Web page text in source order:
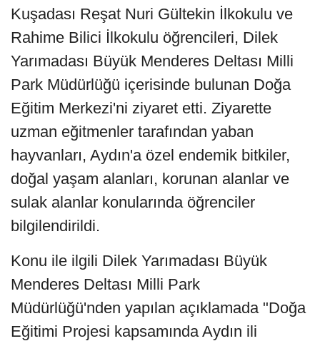
Kuşadası Reşat Nuri Gültekin İlkokulu ve
Rahime Bilici İlkokulu öğrencileri, Dilek
Yarımadası Büyük Menderes Deltası Milli
Park Müdürlüğü içerisinde bulunan Doğa
Eğitim Merkezi'ni ziyaret etti. Ziyarette
uzman eğitmenler tarafından yaban
hayvanları, Aydın'a özel endemik bitkiler,
doğal yaşam alanları, korunan alanlar ve
sulak alanlar konularında öğrenciler
bilgilendirildi.
Konu ile ilgili Dilek Yarımadası Büyük
Menderes Deltası Milli Park
Müdürlüğü'nden yapılan açıklamada "Doğa
Eğitimi Projesi kapsamında Aydın ili